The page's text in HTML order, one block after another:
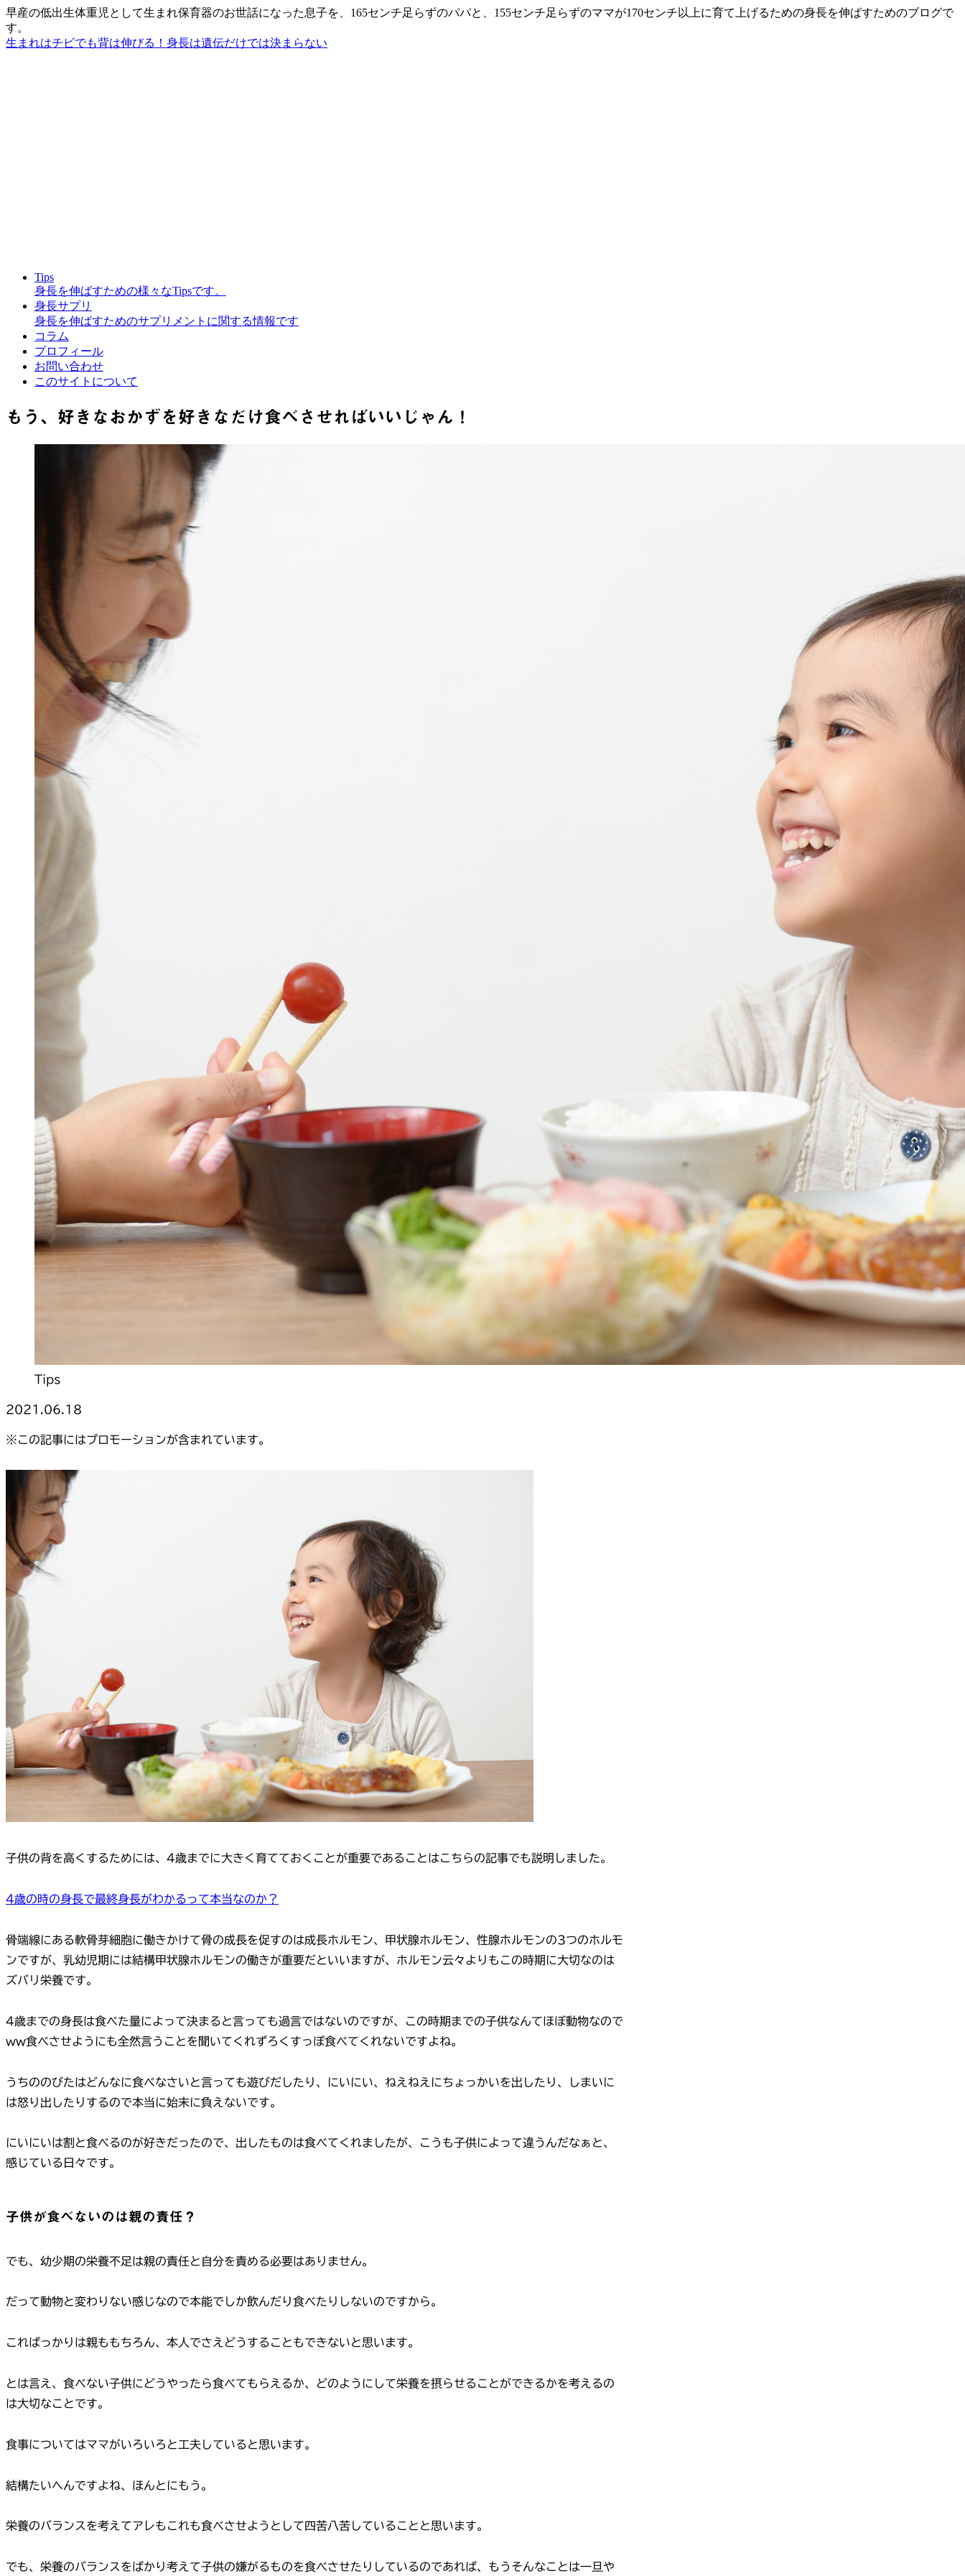
早産の低出生体重児として生まれ保育器のお世話になった息子を、165センチ足らずのパパと、155センチ足らずのママが170センチ以上に育て上げるための身長を伸ばすためのブログで
す。
生まれはチビでも背は伸びる！身長は遺伝だけでは決まらない
Tips
身長を伸ばすための様々なTipsです。
身長サプリ
身長を伸ばすためのサプリメントに関する情報です
コラム
プロフィール
お問い合わせ
このサイトについて
もう、好きなおかずを好きなだけ食べさせればいいじゃん！
Tips
2021.06.18
※この記事にはプロモーションが含まれています。
子供の背を高くするためには、4歳までに大きく育てておくことが重要であることはこちらの記事でも説明しました。
4歳の時の身長で最終身長がわかるって本当なのか？
骨端線にある軟骨芽細胞に働きかけて骨の成長を促すのは成長ホルモン、甲状腺ホルモン、性腺ホルモンの3つのホルモ
ンですが、乳幼児期には結構甲状腺ホルモンの働きが重要だといいますが、ホルモン云々よりもこの時期に大切なのは
ズバリ栄養です。
4歳までの身長は食べた量によって決まると言っても過言ではないのですが、この時期までの子供なんてほぼ動物なので
ww食べさせようにも全然言うことを聞いてくれずろくすっぽ食べてくれないですよね。
うちののびたはどんなに食べなさいと言っても遊びだしたり、にいにい、ねえねえにちょっかいを出したり、しまいに
は怒り出したりするので本当に始末に負えないです。
にいにいは割と食べるのが好きだったので、出したものは食べてくれましたが、こうも子供によって違うんだなぁと、
感じている日々です。
子供が食べないのは親の責任？
でも、幼少期の栄養不足は親の責任と自分を責める必要はありません。
だって動物と変わりない感じなので本能でしか飲んだり食べたりしないのですから。
こればっかりは親ももちろん、本人でさえどうすることもできないと思います。
とは言え、食べない子供にどうやったら食べてもらえるか、どのようにして栄養を摂らせることができるかを考えるの
は大切なことです。
食事についてはママがいろいろと工夫していると思います。
結構たいへんですよね、ほんとにもう。
栄養のバランスを考えてアレもこれも食べさせようとして四苦八苦していることと思います。
でも、栄養のバランスをばかり考えて子供の嫌がるものを食べさせたりしているのであれば、もうそんなことは一旦や